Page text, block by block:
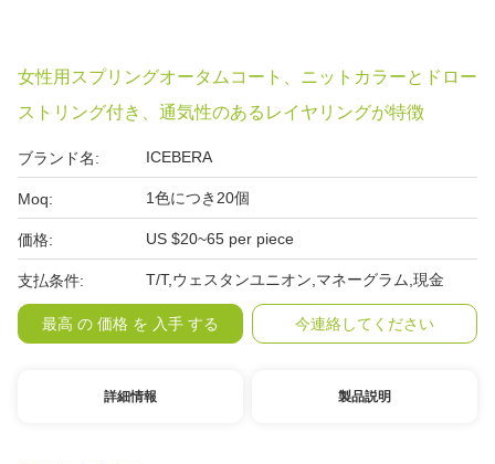
女性用スプリングオータムコート、ニットカラーとドロー
ストリング付き、通気性のあるレイヤリングが特徴
ブランド名: ICEBERA
Moq: 1色につき20個
価格: US $20~65 per piece
支払条件: T/T,ウェスタンユニオン,マネーグラム,現金
最高 の 価格 を 入手 する 今連絡してください
詳細情報 製品説明